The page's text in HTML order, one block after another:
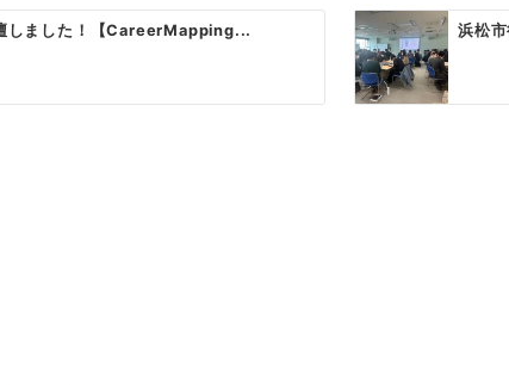
しました！【CareerMapping... 浜松